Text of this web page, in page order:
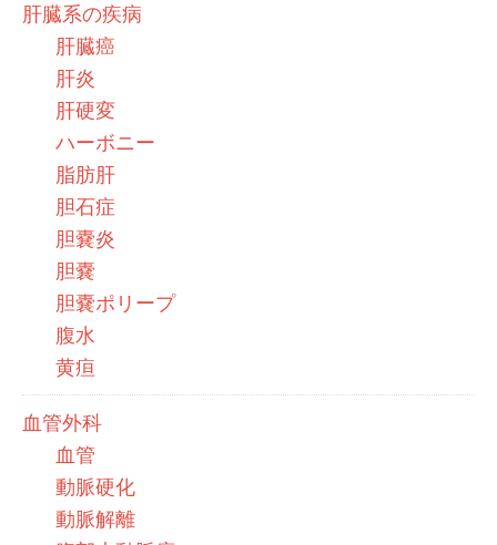
肝臓系の疾病
肝臓癌
肝炎
肝硬変
ハーボニー
脂肪肝
胆石症
胆嚢炎
胆嚢
胆嚢ポリープ
腹水
黄疸
血管外科
血管
動脈硬化
動脈解離